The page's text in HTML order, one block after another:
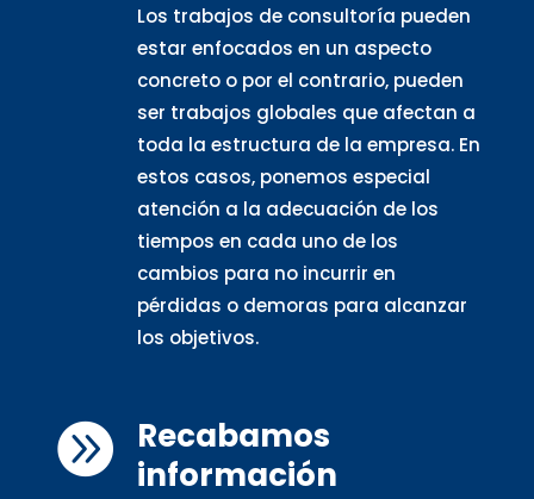
Los trabajos de consultoría pueden
estar enfocados en un aspecto
concreto o por el contrario, pueden
ser trabajos globales que afectan a
toda la estructura de la empresa. En
estos casos, ponemos especial
atención a la adecuación de los
tiempos en cada uno de los
cambios para no incurrir en
pérdidas o demoras para alcanzar
los objetivos.

Recabamos
información